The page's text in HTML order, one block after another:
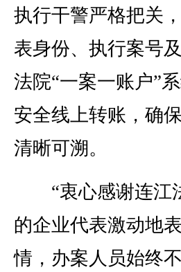
执行干警严格把关
表身份、执行案号
法院“一案一账户”
安全线上转账，确
清晰可溯。
“衷心感谢连江
的企业代表激动地
情，办案人员始终